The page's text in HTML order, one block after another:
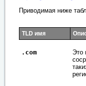
Приводимая ниже
TLD имя
.com
Это